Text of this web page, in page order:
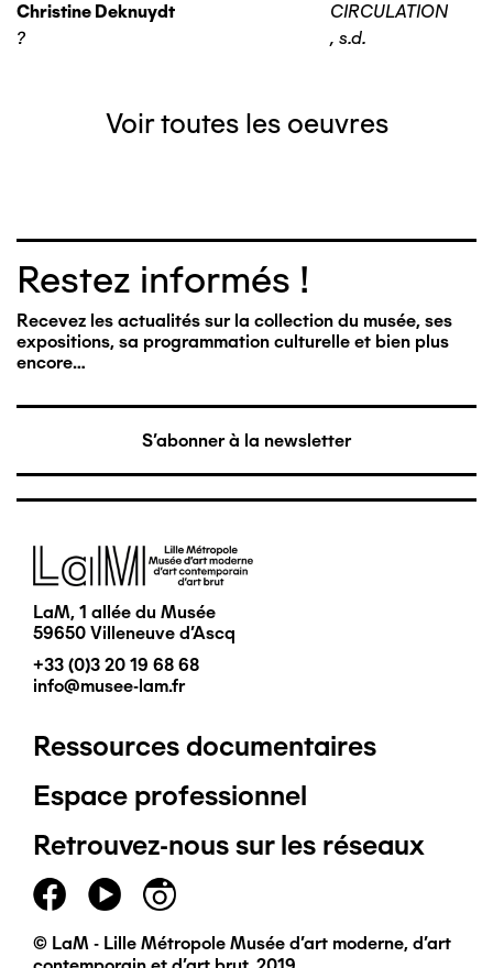
Christine Deknuydt
?
CIRCULATION
, s.d.
Voir toutes les oeuvres
Restez informés !
Recevez les actualités sur la collection du musée, ses
expositions, sa programmation culturelle et bien plus
encore…
S'abonner à la newsletter
Image
LaM, 1 allée du Musée
59650 Villeneuve d'Ascq
+33 (0)3 20 19 68 68
info@musee-lam.fr
Pied
de
page
principal
Ressources documentaires
Espace professionnel
Retrouvez-nous sur les réseaux
© LaM - Lille Métropole Musée d'art moderne, d'art